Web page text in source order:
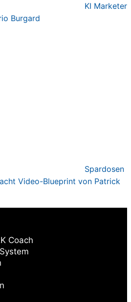
KI Marketer
Burgard
Spardosen
Video-Blueprint von Patrick
Coach